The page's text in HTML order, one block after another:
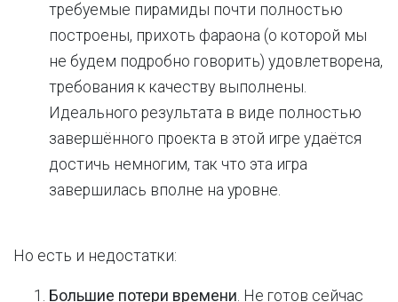
требуемые пирамиды почти полностью
построены, прихоть фараона (о которой мы
не будем подробно говорить) удовлетворена,
требования к качеству выполнены.
Идеального результата в виде полностью
завершённого проекта в этой игре удаётся
достичь немногим, так что эта игра
завершилась вполне на уровне.
Но есть и недостатки:
Большие потери времени. Не готов сейчас